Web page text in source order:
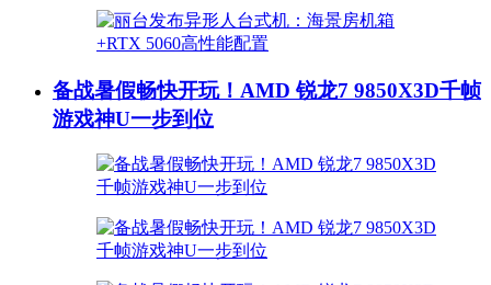
备战暑假畅快开玩！AMD 锐龙7 9850X3D千帧
游戏神U一步到位